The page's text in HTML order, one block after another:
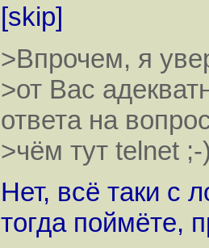
[skip]
>Впрочем, я
>от Вас
ответа на
>чём тут telnet ;-
Нет, всё таки с
тогда поймёте,